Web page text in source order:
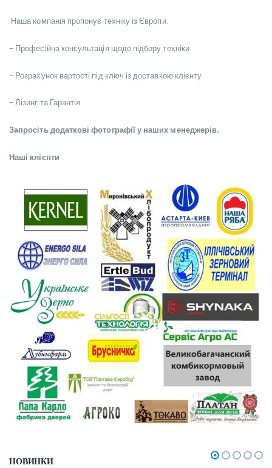
Наша компанія пропонує техніку із Європи.
- Професійна консультація щодо підбору техніки
- Розрахунок вартості під ключ із доставкою клієнту
- Лізинг та Гарантія.
Запросіть додаткові фотографії у наших менеджерів.
Наші клієнти
НОВИНКИ